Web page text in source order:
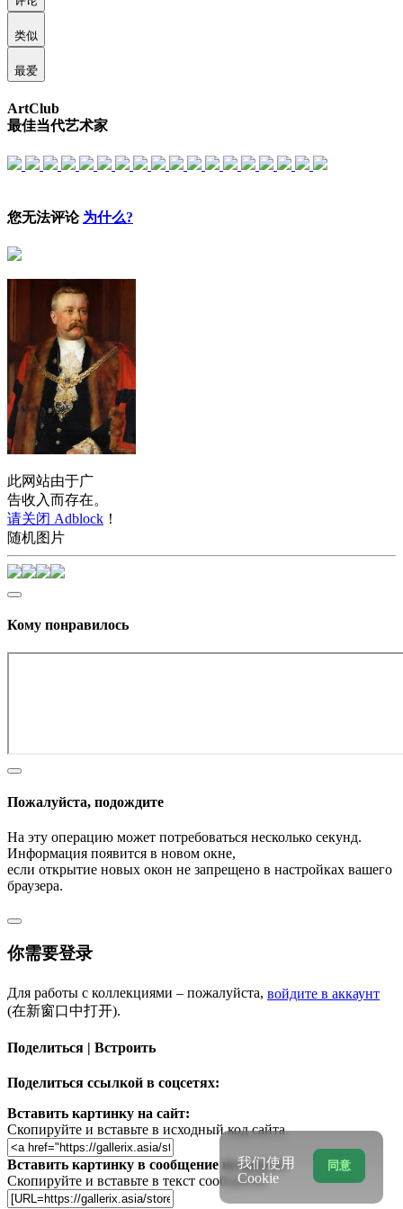
类似
最爱
ArtClub
最佳当代艺术家
您无法评论 为什么?
此网站由于广
告收入而存在。
请关闭 Adblock ！
随机图片
Кому понравилось
Пожалуйста, подождите
На эту операцию может потребоваться несколько секунд.
Информация появится в новом окне,
если открытие новых окон не запрещено в настройках вашего
браузера.
你需要登录
Для работы с коллекциями – пожалуйста, войдите в аккаунт
(在新窗口中打开).
Поделиться | Встроить
Поделиться ссылкой в соцсетях:
Вставить картинку на сайт:
Скопируйте и вставьте в исходный код сайта
Вставить картинку в сообщение на форум:
Скопируйте и вставьте в текст сообщения
同意
我们使用
Cookie